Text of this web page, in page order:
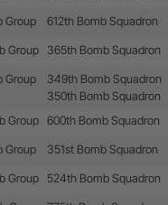
Group 612th Bomb Squadron
Group 365th Bomb Squadron
Group
349th Bomb Squadron
350th Bomb Squadron
Group 600th Bomb Squadron
Group 351st Bomb Squadron
Group 524th Bomb Squadron